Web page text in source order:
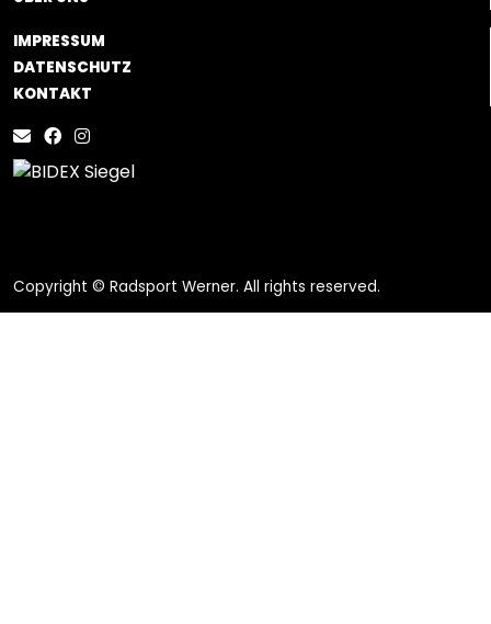
IMPRESSUM
DATENSCHUTZ
KONTAKT
Copyright © Radsport Werner. All rights reserved.